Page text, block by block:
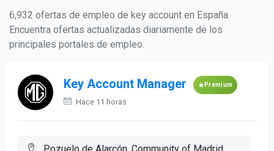
6,932 ofertas de empleo de key account en España.
Encuentra ofertas actualizadas diariamente de los
principales portales de empleo.
Key Account Manager Premium
Hace 11 horas